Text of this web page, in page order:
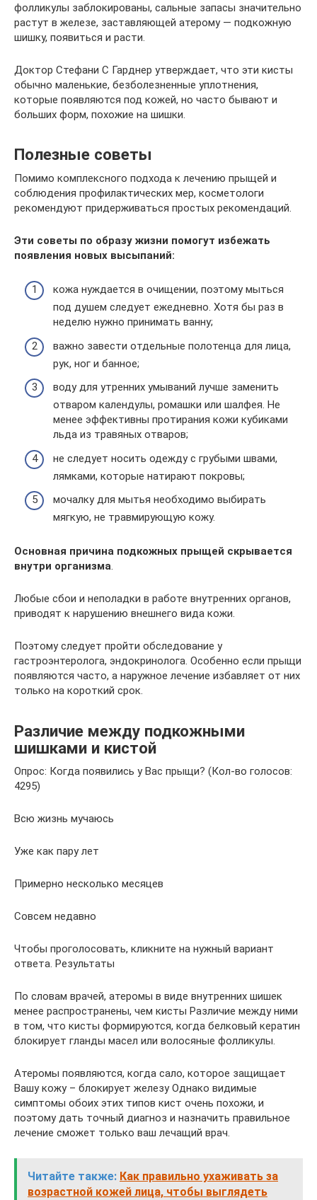
фолликулы заблокированы, сальные запасы значительно
растут в железе, заставляющей атерому — подкожную
шишку, появиться и расти.
Доктор Стефани С Гарднер утверждает, что эти кисты
обычно маленькие, безболезненные уплотнения,
которые появляются под кожей, но часто бывают и
больших форм, похожие на шишки.
Полезные советы
Помимо комплексного подхода к лечению прыщей и
соблюдения профилактических мер, косметологи
рекомендуют придерживаться простых рекомендаций.
Эти советы по образу жизни помогут избежать
появления новых высыпаний:
кожа нуждается в очищении, поэтому мыться
под душем следует ежедневно. Хотя бы раз в
неделю нужно принимать ванну;
важно завести отдельные полотенца для лица,
рук, ног и банное;
воду для утренних умываний лучше заменить
отваром календулы, ромашки или шалфея. Не
менее эффективны протирания кожи кубиками
льда из травяных отваров;
не следует носить одежду с грубыми швами,
лямками, которые натирают покровы;
мочалку для мытья необходимо выбирать
мягкую, не травмирующую кожу.
Основная причина подкожных прыщей скрывается
внутри организма.
Любые сбои и неполадки в работе внутренних органов,
приводят к нарушению внешнего вида кожи.
Поэтому следует пройти обследование у
гастроэнтеролога, эндокринолога. Особенно если прыщи
появляются часто, а наружное лечение избавляет от них
только на короткий срок.
Различие между подкожными
шишками и кистой
Опрос: Когда появились у Вас прыщи? (Кол-во голосов:
4295)
Всю жизнь мучаюсь
Уже как пару лет
Примерно несколько месяцев
Совсем недавно
Чтобы проголосовать, кликните на нужный вариант
ответа. Результаты
По словам врачей, атеромы в виде внутренних шишек
менее распространены, чем кисты Различие между ними
в том, что кисты формируются, когда белковый кератин
блокирует гланды масел или волосяные фолликулы.
Атеромы появляются, когда сало, которое защищает
Вашу кожу – блокирует железу Однако видимые
симптомы обоих этих типов кист очень похожи, и
поэтому дать точный диагноз и назначить правильное
лечение сможет только ваш лечащий врач.
Читайте также: Как правильно ухаживать за
возрастной кожей лица, чтобы выглядеть